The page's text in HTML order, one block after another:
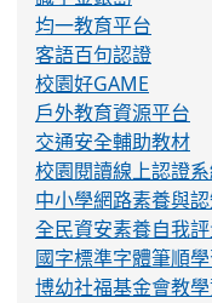
均一教育平台
客語百句認證
校園好GAME
戶外教育資源平台
交通安全輔助教材
校園閱讀線上認證
中小學網路素養與
全民資安素養自我
國字標準字體筆順
博幼社福基金會教